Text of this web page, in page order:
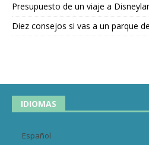
Presupuesto de un viaje a
Diez consejos si vas a un parque
IDIOMAS
Español